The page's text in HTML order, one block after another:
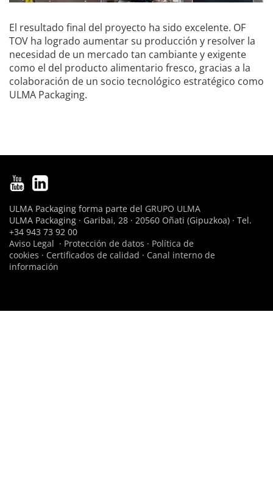
El resultado final del proyecto ha sido excelente. OF
TOV ha logrado aumentar su producción y resolver la
necesidad de un mercado tan cambiante y exigente
como el del producto alimentario fresco, gracias a la
colaboración de un socio tecnológico estratégico como
ULMA Packaging.
ULMA Packaging forma parte del GRUPO ULMA
ULMA Packaging · Garibai, 28 · 20560 Oñati (Gipuzkoa) · Tel.
+34 943 73 92 00
Aviso Legal · Protección de datos · Política de
cookies · Certificados de calidad · Canal interno de
información